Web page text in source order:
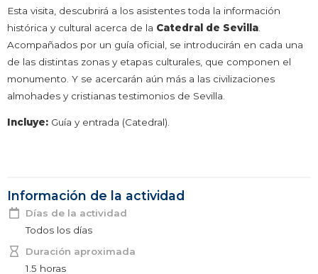
Esta visita, descubrirá a los asistentes toda la información
histórica y cultural acerca de la Catedral de Sevilla
Acompañados por un guía oficial, se introducirán en cada una
de las distintas zonas y etapas culturales, que componen el
monumento. Y se acercarán aún más a las civilizaciones
almohades y cristianas testimonios de Sevilla.
Incluye: Guía y entrada (Catedral).
Información de la actividad
Días de la actividad
Todos los días
Duración aproximada
1.5 horas